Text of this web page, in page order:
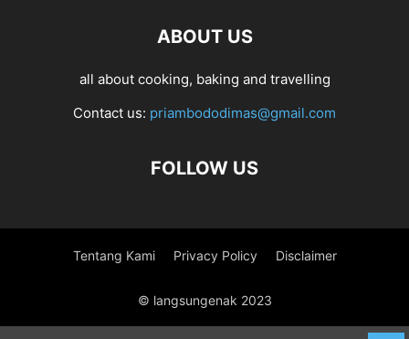
ABOUT US
all about cooking, baking and travelling
Contact us: priambododimas@gmail.com
FOLLOW US
Tentang Kami Privacy Policy Disclaimer
© langsungenak 2023